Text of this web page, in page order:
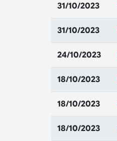
31/10/2023
31/10/2023
24/10/2023
18/10/2023
18/10/2023
18/10/2023